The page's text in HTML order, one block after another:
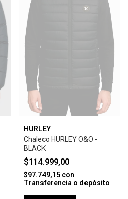
HURLEY
Chaleco HURLEY O&O -
BLACK
$114.999,00
$97.749,15 con
Transferencia o depósito